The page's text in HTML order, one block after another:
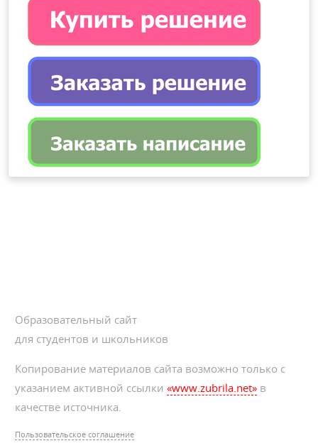
Образовательный сайт
для студентов и школьников
Копирование материалов сайта возможно только с
указанием активной ссылки«www.zubrila.net» в
качестве источника.
Пользовательское соглашение